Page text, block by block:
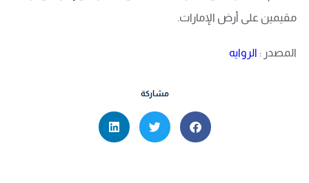
مقيمين على أرض الإمارات.
المصدر : الروايه
مشاركة